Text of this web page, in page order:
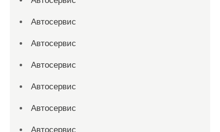
Автосервис
Автосервис
Автосервис
Автосервис
Автосервис
Автосервис